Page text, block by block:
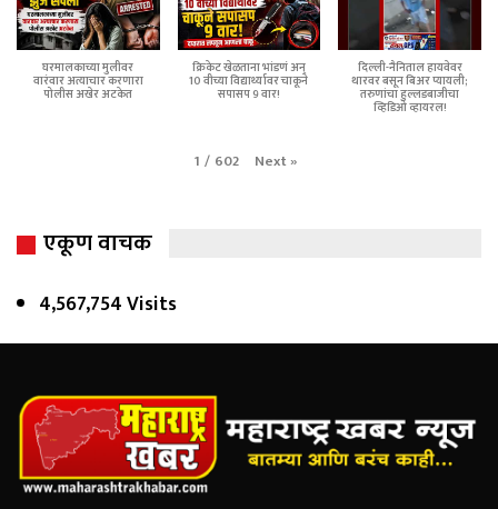
घरमालकाच्या मुलीवर
वारंवार अत्याचार करणारा
पोलीस अखेर अटकेत
क्रिकेट खेळताना भांडणं अन्
10 वीच्या विद्यार्थ्यावर चाकूने
सपासप 9 वार!
दिल्ली-नैनिताल हायवेवर
थारवर बसून बिअर प्यायली;
तरुणांचा हुल्लडबाजीचा
व्हिडिओ व्हायरल!
1 / 602 Next»
एकूण वाचक
4,567,754 Visits